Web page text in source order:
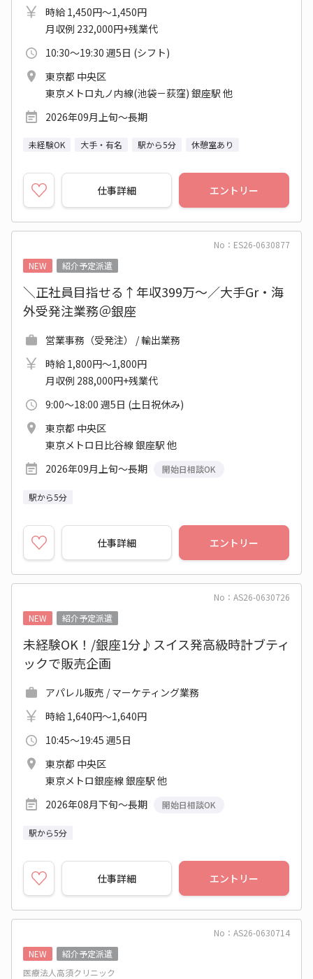
時給 1,450円～1,450円
月収例 232,000円+残業代
10:30～19:30 週5日 (シフト)
東京都 中央区
東京メトロ丸ノ内線(池袋－荻窪) 銀座駅 他
2026年09月上旬～長期
未経験OK 大手・有名 駅から5分 休憩室あり
仕事詳細 エントリー
No：ES26-0630877
NEW
紹介予定派遣
＼正社員目指せる↑年収399万～／大手Gr・海
外受発注業務＠銀座
営業事務（受発注） / 輸出業務
時給 1,800円～1,800円
月収例 288,000円+残業代
9:00～18:00 週5日 (土日祝休み)
東京都 中央区
東京メトロ日比谷線 銀座駅 他
2026年09月上旬～長期
開始日相談OK
駅から5分
仕事詳細 エントリー
No：AS26-0630726
NEW
紹介予定派遣
未経験OK！/銀座1分♪スイス発高級時計ブティ
ックで販売企画
アパレル販売 / マーケティング業務
時給 1,640円～1,640円
10:45～19:45 週5日
東京都 中央区
東京メトロ銀座線 銀座駅 他
2026年08月下旬～長期
開始日相談OK
駅から5分
仕事詳細 エントリー
No：AS26-0630714
NEW
紹介予定派遣
医療法人高須クリニック